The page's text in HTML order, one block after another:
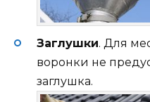
Заглушки. Для
воронки не
заглушка.